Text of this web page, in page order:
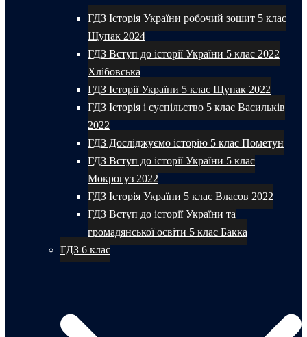
ГДЗ Історія України робочий зошит 5 клас
Щупак 2024
ГДЗ Вступ до історії України 5 клас 2022
Хлібовська
ГДЗ Історії України 5 клас Щупак 2022
ГДЗ Історія і суспільство 5 клас Васильків
2022
ГДЗ Досліджуємо історію 5 клас Пометун
ГДЗ Вступ до історії України 5 клас
Мокрогуз 2022
ГДЗ Історія України 5 клас Власов 2022
ГДЗ Вступ до історії України та
громадянської освіти 5 клас Бакка
ГДЗ 6 клас